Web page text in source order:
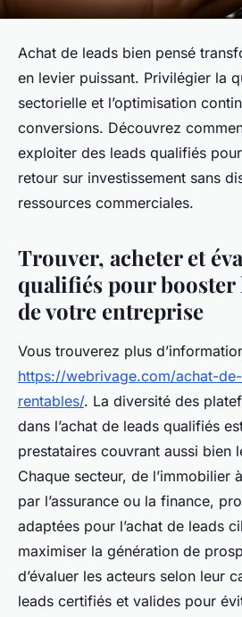
Achat de leads bien pensé
en levier puissant. Privilégier la
sectorielle et l’optimisation
conversions. Découvrez
exploiter des leads qualifiés
retour sur investissement sans
ressources commerciales.
Trouver, acheter et
qualifiés pour booster
de votre entreprise
Vous trouverez plus
https://webrivage.com/achat-
rentables/. La diversité des
dans l’achat de leads qualifiés
prestataires couvrant aussi bien
Chaque secteur, de l’immobilier
par l’assurance ou la finance,
adaptées pour l’achat de leads
maximiser la génération de
d’évaluer les acteurs selon leur
leads certifiés et valides pour